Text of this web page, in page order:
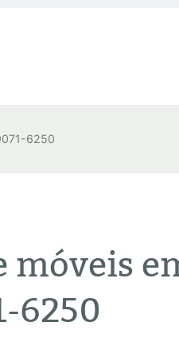
6250
móveis
6250